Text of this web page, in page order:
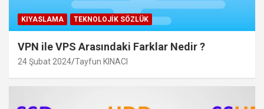
KIYASLAMA TEKNOLOJIK SÖZLÜK
VPN ile VPS Arasındaki Farklar Nedir ?
24 Şubat 2024 Tayfun KINACI